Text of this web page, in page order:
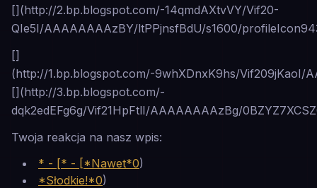
[](http://2.bp.blogspot.com/-14qmdAXtvVY/Vif20-
QIe5I/AAAAAAAAzBY/ltPPjnsfBdU/s1600/
[]
(http://1.bp.blogspot.com/-9whXDnxK9hs/Vif209jKaoI/
[](http://3.bp.blogspot.com/-
dqk2edEFg6g/Vif21HpFtlI/AAAAAAAAzBg/
Twoja reakcja na nasz wpis:
* - [* - [*Nawet*0)
*Słodkie!*0)